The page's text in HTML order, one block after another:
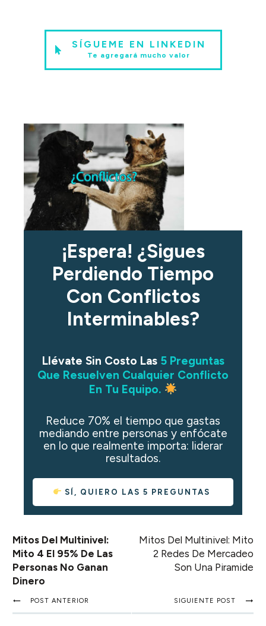
SÍGUEME EN LINKEDIN
Te agregará mucho valor
¡Espera! ¿Sigues
Perdiendo Tiempo
Con Conflictos
Interminables?
Llévate Sin Costo Las 5 Preguntas
Que Resuelven Cualquier Conflicto
En Tu Equipo.
Reduce 70% el tiempo que gastas
mediando entre personas y enfócate
en lo que realmente importa: liderar
resultados.
SÍ, QUIERO LAS 5 PREGUNTAS
Mitos Del Multinivel:
Mito 4 El 95% De Las
Personas No Ganan
Dinero
Mitos Del Multinivel: Mito
2 Redes De Mercadeo
Son Una Piramide
POST ANTERIOR SIGUIENTE POST